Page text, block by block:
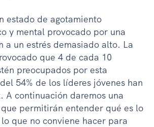
estado de agotamiento
y mental provocado por una
a un estrés demasiado alto. La
que 4 de cada 10
preocupados por esta
54% de los líderes jóvenes han
A continuación daremos una
permitirán entender qué es lo
que no conviene hacer para